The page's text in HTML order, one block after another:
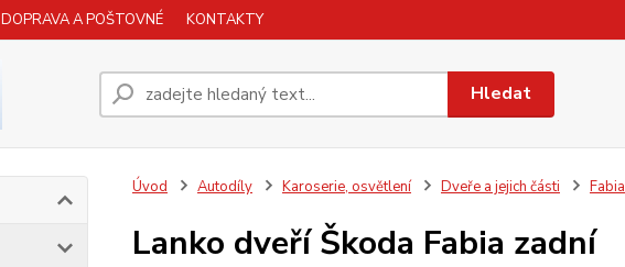
DOPRAVA A POŠTOVNÉ KONTAKTY
Hledat
Úvod Autodíly Karoserie, osvětlení Dveře a jejich části Fabia
Lanko dveří Škoda Fabia zadní